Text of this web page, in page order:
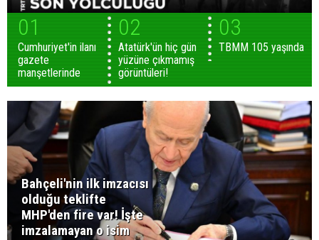
01
Cumhuriyet'in ilanı
gazete
manşetlerinde
02
Atatürk'ün hiç gün
yüzüne çıkmamış
görüntüleri!
03
TBMM 105 yaşında
Bahçeli'nin ilk imzacısı
olduğu teklifte
MHP'den fire var! İşte
imzalamayan o isim